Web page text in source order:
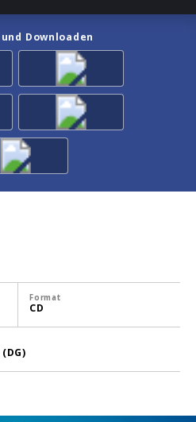
Downloaden
Format
CD